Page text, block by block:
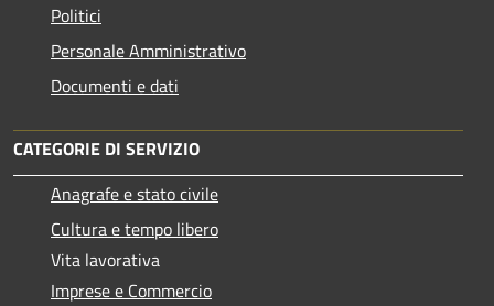
Politici
Personale Amministrativo
Documenti e dati
CATEGORIE DI SERVIZIO
Anagrafe e stato civile
Cultura e tempo libero
Vita lavorativa
Imprese e Commercio